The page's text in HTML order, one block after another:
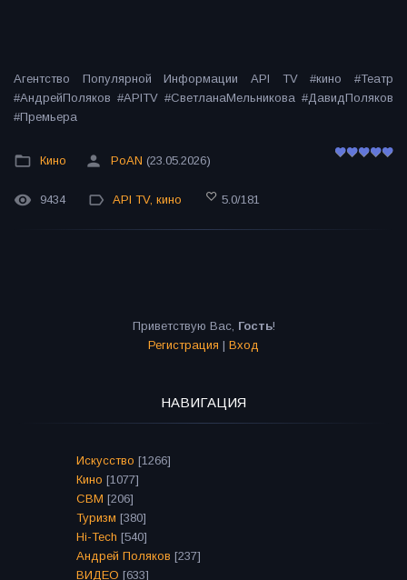
Агентство Популярной Информации API TV #кино #Театр
#АндрейПоляков #APITV #СветланаМельникова #ДавидПоляков
#Премьера
Кино PoAN (23.05.2026)
9434 API TV, кино 5.0/181
Приветствую Вас, Гость!
Регистрация | Вход
НАВИГАЦИЯ
Искусство [1266]
Кино [1077]
СВМ [206]
Туризм [380]
Hi-Tech [540]
Андрей Поляков [237]
ВИДЕО [633]